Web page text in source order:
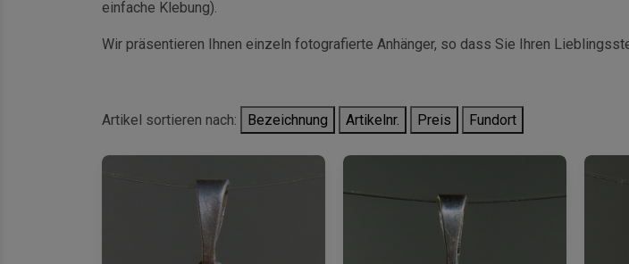
einfache Klebung).
Wir präsentieren Ihnen einzeln fotografierte Anhänger, so dass Sie Ihren
Artikel sortieren nach: Bezeichnung Artikelnr. Preis Fundort